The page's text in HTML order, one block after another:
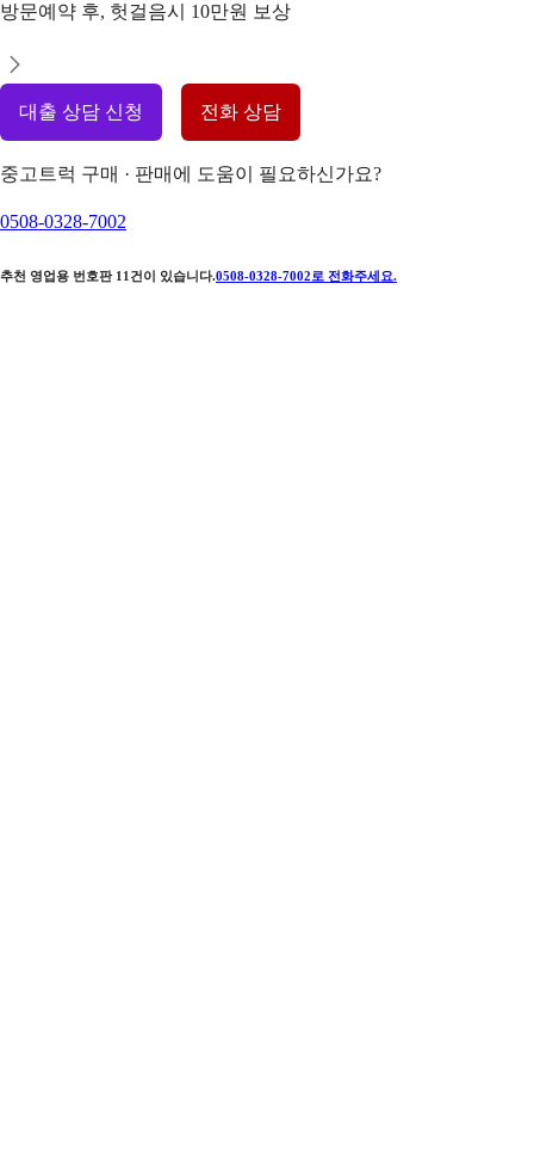
방문예약 후, 헛걸음시 10만원 보상
대출 상담 신청 전화 상담
중고트럭 구매 · 판매에 도움이 필요하신가요?
0508-0328-7002
추천 영업용 번호판 11 건이 있습니다.0508-0328-7002 로 전화주세요.